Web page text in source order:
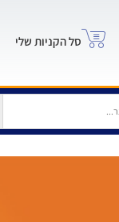
סל הקניות שלי